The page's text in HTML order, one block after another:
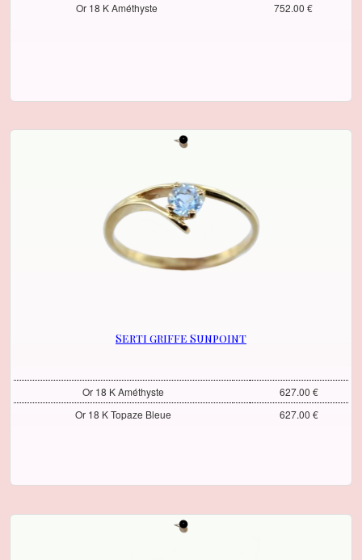
Or 18 K Améthyste 752.00 €
Serti griffe Sunpoint
Or 18 K Améthyste
627.00 €
Or 18 K Topaze Bleue
627.00 €